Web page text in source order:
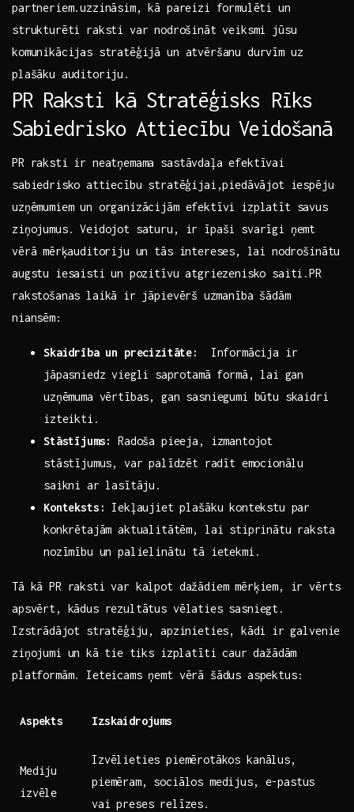
partneriem.uzzināsim, kā ⁢pareizi formulēti un
strukturēti raksti var ⁤nodrošināt veiksmi jūsu
komunikācijas stratēģijā un ‍atvēršanu durvīm uz
plašāku auditoriju.
PR⁣ Raksti kā Stratēģisks Rīks
Sabiedrisko⁣ Attiecību ⁣Veidošanā
PR raksti ir neatņemama sastāvdaļa efektīvai
sabiedrisko⁢ attiecību stratēģijai,piedāvājot ‌iespēju
uzņēmumiem‌ un‍ organizācijām efektīvi izplatīt savus
ziņojumus. Veidojot saturu, ir īpaši svarīgi ņemt
vērā⁢ mērķauditoriju un tās intereses, ⁣lai nodrošinātu
augstu iesaisti un⁣ pozitīvu atgriezenisko saiti.PR
rakstošanas laikā ⁣ir jāpievērš⁤ uzmanība‍ šādām
niansēm:
Skaidrība un precizitāte:
‌ Informācija ir
jāpasniedz viegli ⁣saprotamā formā, lai gan
uzņēmuma vērtības, gan sasniegumi būtu skaidri
izteikti.
Stāstījums:
Radoša pieeja, izmantojot
stāstījumus, var palīdzēt⁢ radīt emocionālu
saikni ar ​lasītāju.
Konteksts:
Iekļaujiet plašāku ​kontekstu‌ par
konkrētajām ​aktualitātēm, lai stiprinātu ‌raksta
nozīmību un ‍palielinātu tā‍ ietekmi.
Tā kā PR raksti var kalpot dažādiem mērķiem,⁣ ir‍ vērts⁤
apsvērt, kādus ​rezultātus vēlaties sasniegt.
⁢Izstrādājot stratēģiju, apzinieties, kādi ⁤ir galvenie
ziņojumi un ⁣kā⁤ tie tiks​ izplatīti caur‍ dažādām
platformām. Ieteicams ņemt vērā šādus aspektus:
Aspekts Izskaidrojums
Mediju
izvēle
Izvēlieties piemērotākos kanālus,‍
piemēram, ‍sociālos medijus, e-pastus⁤
vai‍ preses relīzes.